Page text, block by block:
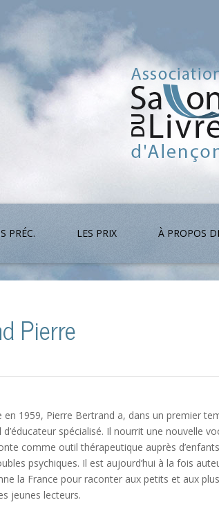
PRÉC. LES PRIX À PROPOS
Pierre
en 1959, Pierre Bertrand a, dans un premier
d’éducateur spécialisé. Il nourrit une nouvelle
comme outil thérapeutique auprès d’enfants
psychiques. Il est aujourd’hui à la fois
la France pour raconter aux petits et aux
jeunes lecteurs.